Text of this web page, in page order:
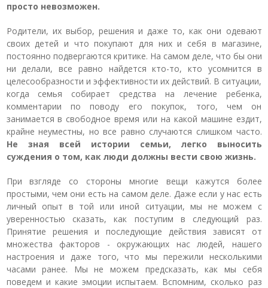
просто невозможен.
Родители, их выбор, решения и даже то, как они одевают
своих детей и что покупают для них и себя в магазине,
постоянно подвергаются критике. На самом деле, что бы они
ни делали, все равно найдется кто-то, кто усомнится в
целесообразности и эффективности их действий. В ситуации,
когда семья собирает средства на лечение ребенка,
комментарии по поводу его покупок, того, чем он
занимается в свободное время или на какой машине ездит,
крайне неуместны, но все равно случаются слишком часто.
Не зная всей истории семьи, легко выносить
суждения о том, как люди должны вести свою жизнь.
При взгляде со стороны многие вещи кажутся более
простыми, чем они есть на самом деле. Даже если у нас есть
личный опыт в той или иной ситуации, мы не можем с
уверенностью сказать, как поступим в следующий раз.
Принятие решения и последующие действия зависят от
множества факторов - окружающих нас людей, нашего
настроения и даже того, что мы пережили несколькими
часами ранее. Мы не можем предсказать, как мы себя
поведем и какие эмоции испытаем. Вспомним, сколько раз